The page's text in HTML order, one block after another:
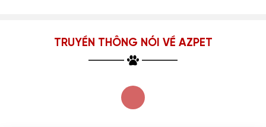
TRUYỀN THÔNG NÓI VỀ AZPET